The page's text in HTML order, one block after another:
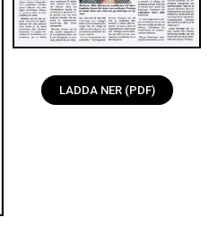
LADDA NER (PDF)